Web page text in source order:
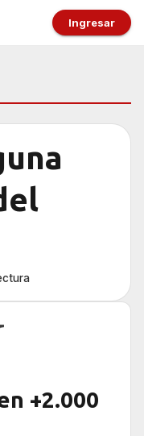
Ingresar
+2.000